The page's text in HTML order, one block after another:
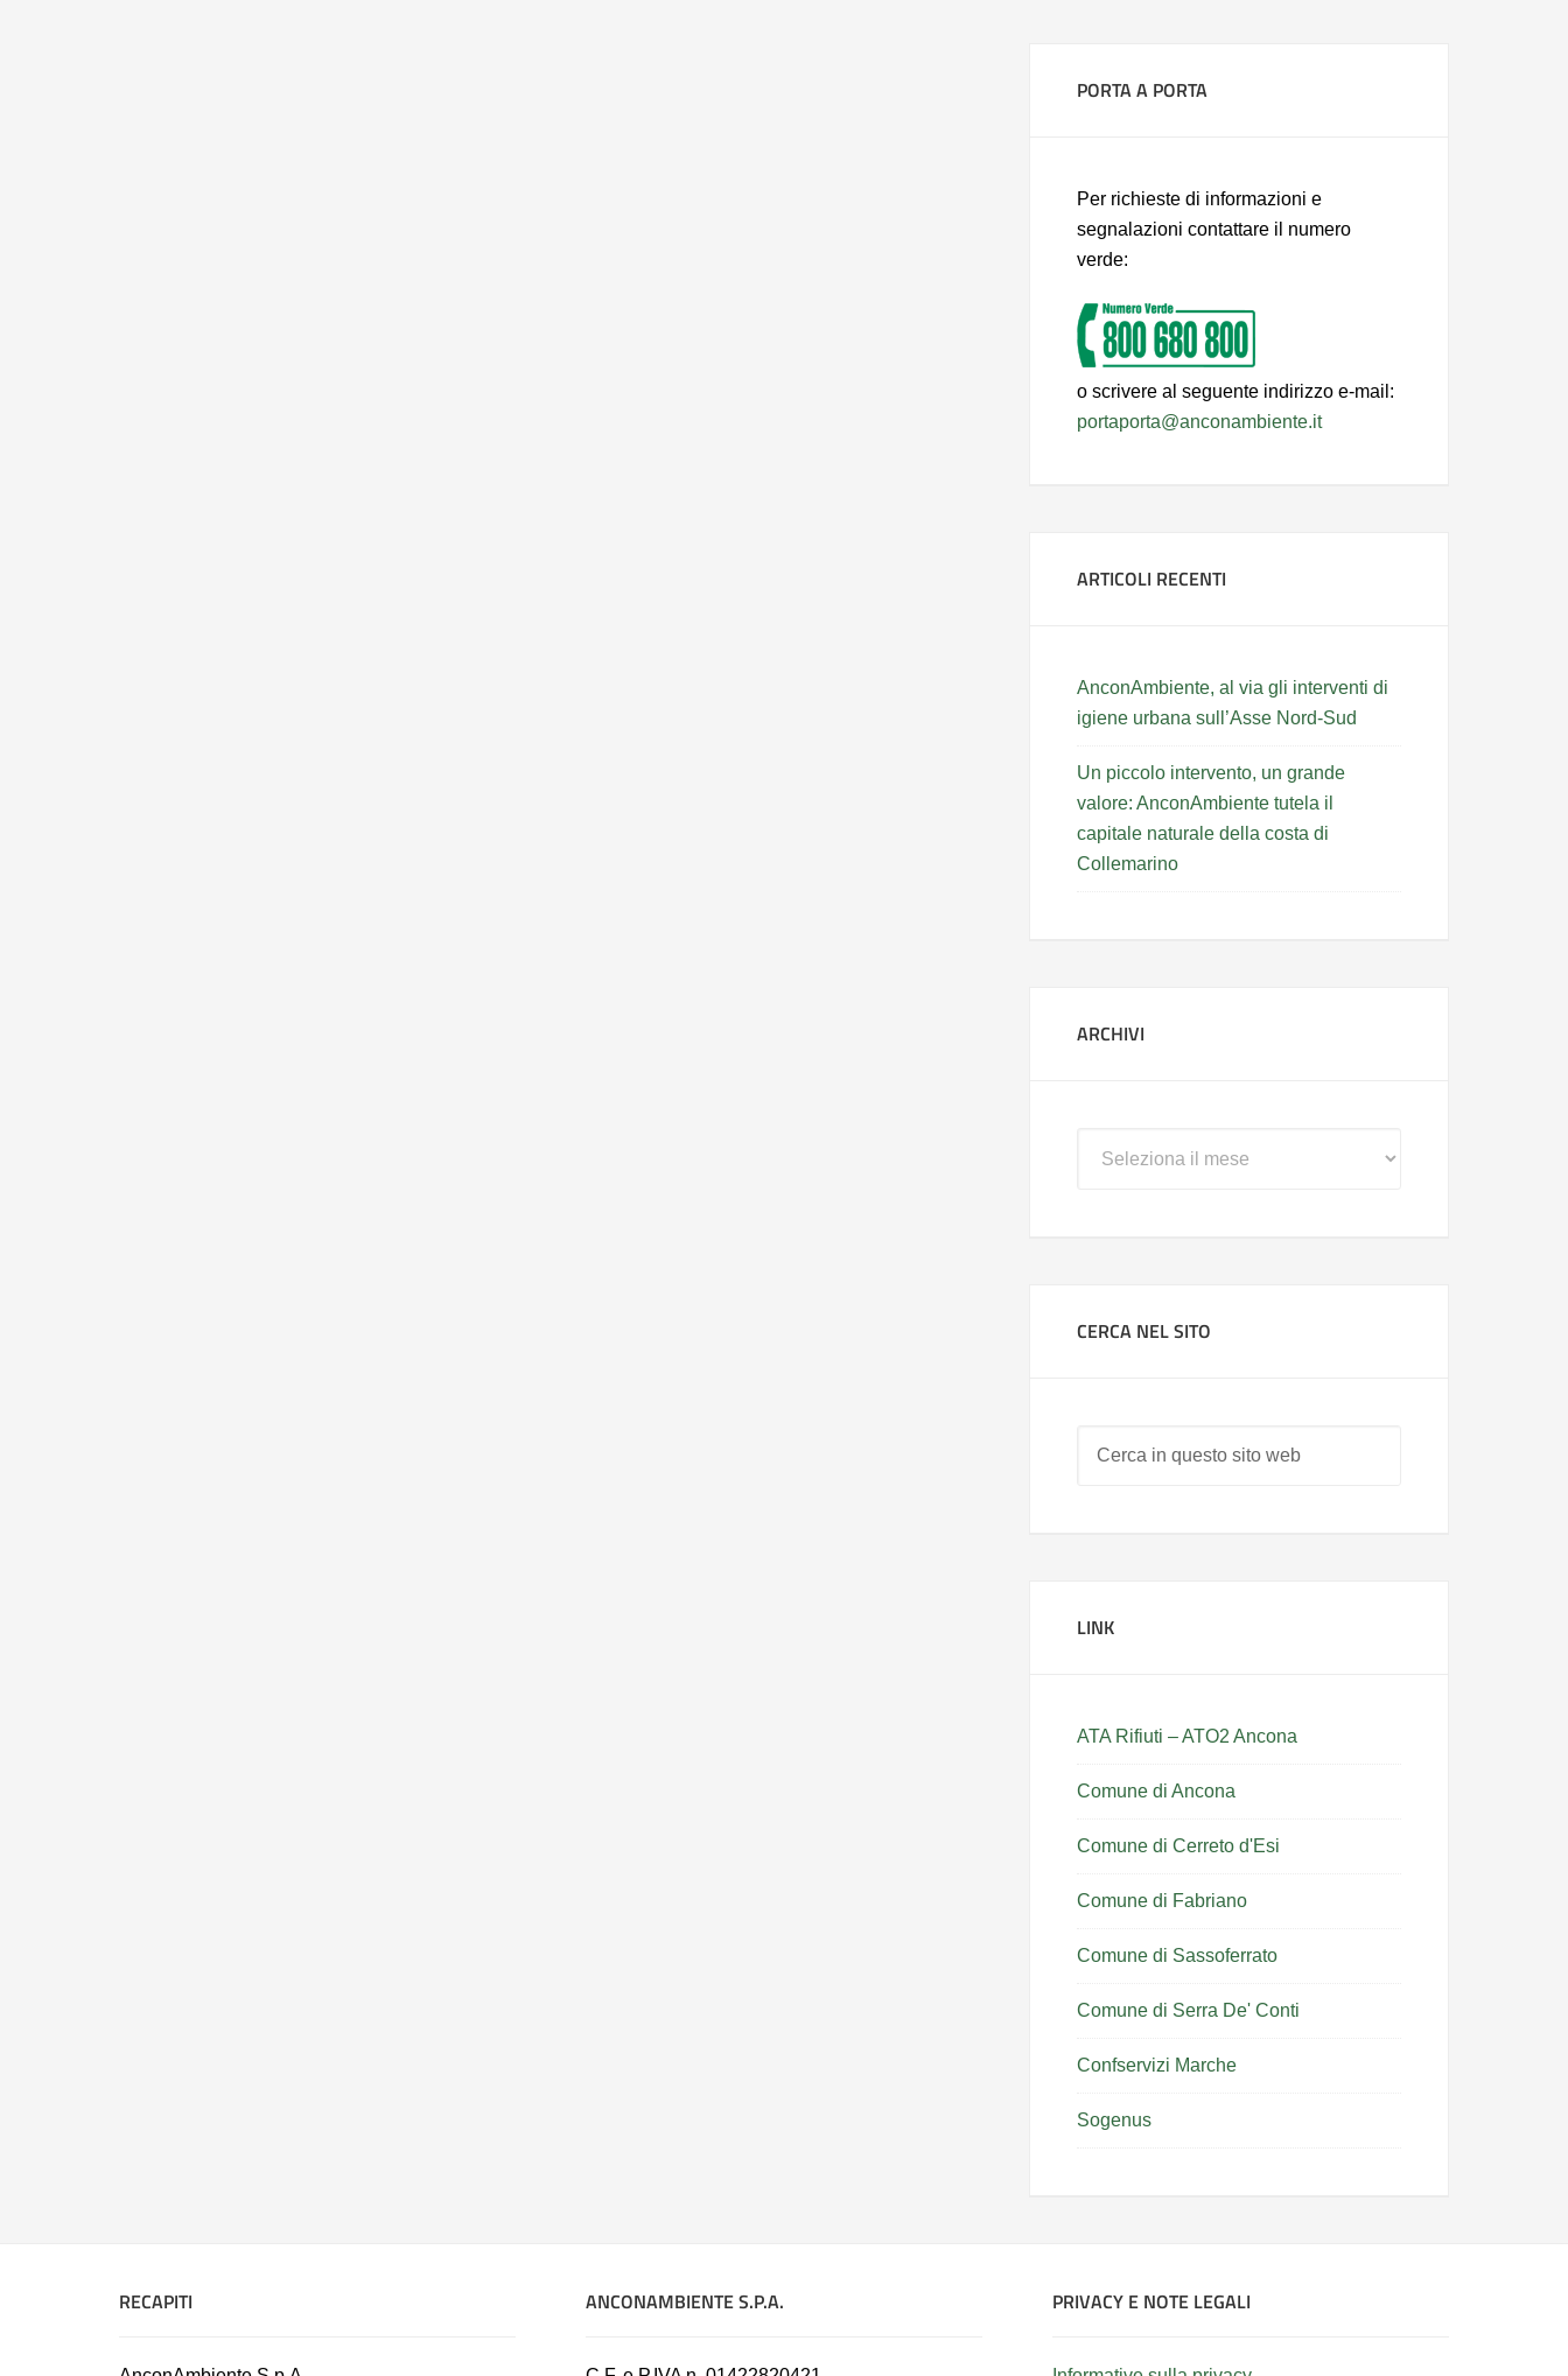
PORTA A PORTA
Per richieste di informazioni e
segnalazioni contattare il numero
verde:
o scrivere al seguente indirizzo e-mail:
portaporta@anconambiente.it
ARTICOLI RECENTI
AnconAmbiente, al via gli interventi di
igiene urbana sull’Asse Nord-Sud
Un piccolo intervento, un grande
valore: AnconAmbiente tutela il
capitale naturale della costa di
Collemarino
ARCHIVI
CERCA NEL SITO
LINK
ATA Rifiuti – ATO2 Ancona
Comune di Ancona
Comune di Cerreto d'Esi
Comune di Fabriano
Comune di Sassoferrato
Comune di Serra De' Conti
Confservizi Marche
Sogenus
RECAPITI ANCONAMBIENTE S.P.A. PRIVACY E NOTE LEGALI